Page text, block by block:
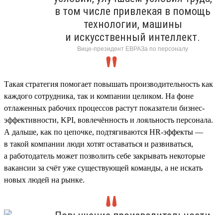
в том числе привлекая в помощь
технологии, машины
и искусственный интеллект.
Вице-президент ЕВРАЗа по персоналу
Такая стратегия помогает повышать производительность как
каждого сотрудника, так и компании целиком. На фоне
отлаженных рабочих процессов растут показатели бизнес-
эффективности, KPI, вовлечённость и лояльность персонала.
А дальше, как по цепочке, подтягиваются HR-эффекты —
в такой компании люди хотят оставаться и развиваться,
а работодатель может позволить себе закрывать некоторые
вакансии за счёт уже существующей команды, а не искать
новых людей на рынке.